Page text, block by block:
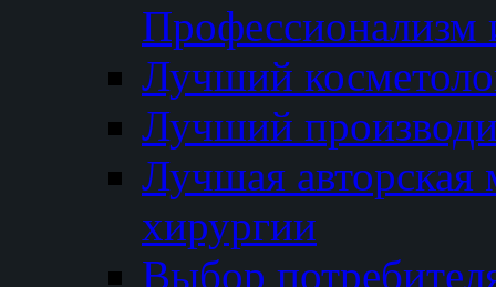
Профессионализм
Лучший
Лучший
Лучшая авторская
хирургии
Выбор